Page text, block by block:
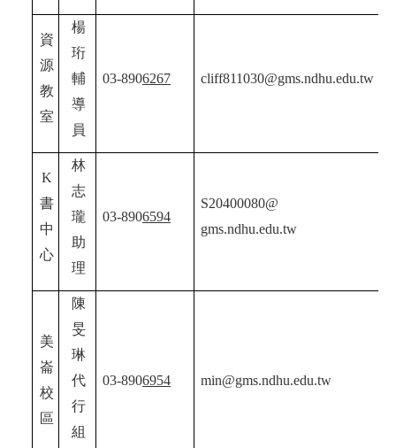
資
源
教
室
楊
珩
輔
導
員
03-8906267 cliff811030@gms.ndhu.edu.tw
K
書
中
心
林
志
瓏
助
理
03-8906594
S20400080@
gms.ndhu.edu.tw
美
崙
校
區
陳
旻
琳
代
行
組
03-8906954 min@gms.ndhu.edu.tw